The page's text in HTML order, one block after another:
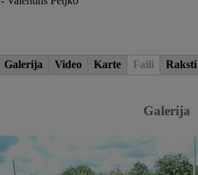
Galerija Video Karte Faili Raksti
Galerija